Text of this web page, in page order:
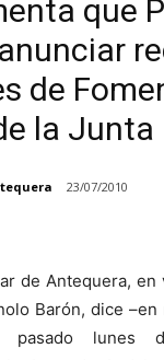
que
de
la Junta
23/07/2010
de Antequera, en
Barón, dice
pasado lunes